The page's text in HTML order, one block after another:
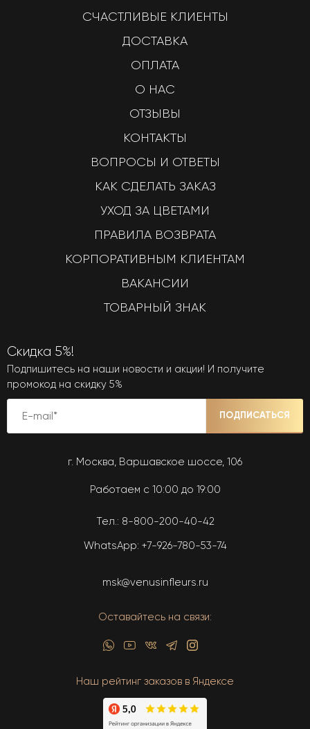
СЧАСТЛИВЫЕ КЛИЕНТЫ
ДОСТАВКА
ОПЛАТА
О НАС
ОТЗЫВЫ
КОНТАКТЫ
ВОПРОСЫ И ОТВЕТЫ
КАК СДЕЛАТЬ ЗАКАЗ
УХОД ЗА ЦВЕТАМИ
ПРАВИЛА ВОЗВРАТА
КОРПОРАТИВНЫМ КЛИЕНТАМ
ВАКАНСИИ
ТОВАРНЫЙ ЗНАК
Скидка 5%!
Подпишитесь на наши новости и акции! И получите
промокод на скидку 5%
ПОДПИСАТЬСЯ
г. Москва, Варшавское шоссе, 106
Работаем с 10:00 до 19:00
Тел.: 8-800-200-40-42
WhatsApp: +7-926-780-53-74
msk@venusinfleurs.ru
Оставайтесь на связи:
Наш рейтинг заказов в Яндексе